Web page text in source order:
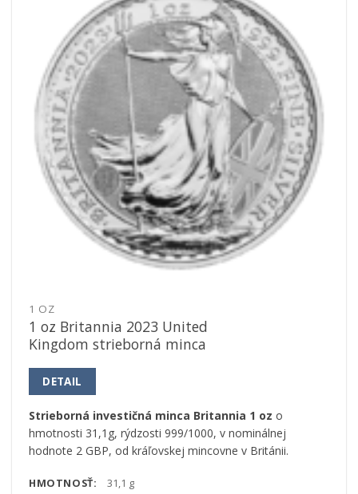
1 OZ
1 oz Britannia 2023 United
Kingdom strieborná minca
DETAIL
Strieborná investičná minca Britannia 1 oz o
hmotnosti 31,1g, rýdzosti 999/1000, v nominálnej
hodnote 2 GBP, od kráľovskej mincovne v Británii.
HMOTNOSŤ:
31,1 g